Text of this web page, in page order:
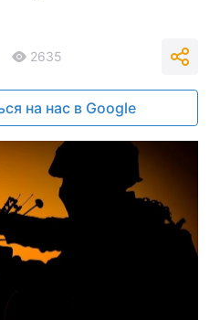
2635
на нас в Google